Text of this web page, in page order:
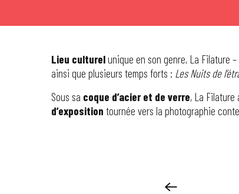
Lieu culturel unique en son genre, La Filature
ainsi que plusieurs temps forts : Les Nuits de
Sous sa coque d’acier et de verre, La Filature
d’exposition tournée vers la photographie